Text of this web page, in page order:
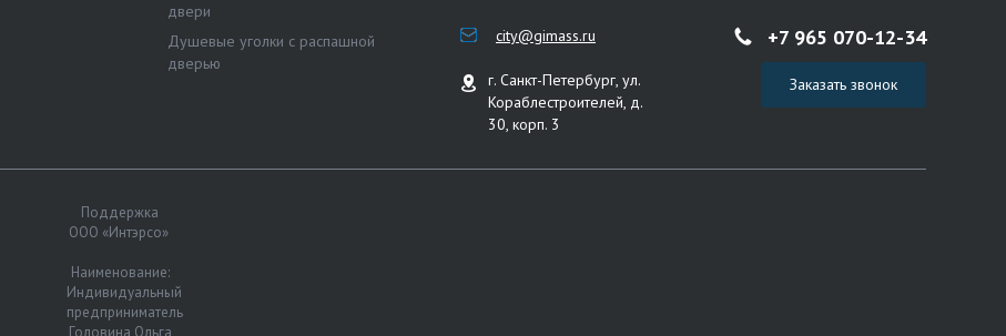
двери
Душевые уголки с распашной
дверью
city@gimass.ru
г. Санкт-Петербург, ул.
Кораблестроителей, д.
30, корп. 3
+7 965 070-12-34
Заказать звонок
Поддержка
ООО «Интэрсо»
Наименование:
Индивидуальный
предприниматель
Головина Ольга